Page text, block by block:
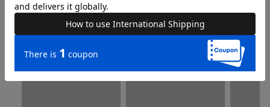
COORDINATE Instagram Post